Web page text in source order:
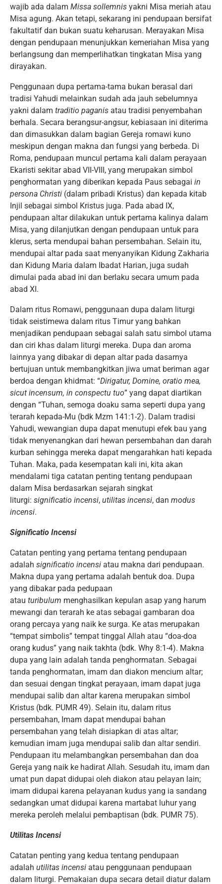
wajib ada dalam Missa sollemnis yakni Misa meriah atau
Misa agung. Akan tetapi, sekarang ini pendupaan bersifat
fakultatif dan bukan suatu keharusan. Merayakan Misa
dengan pendupaan menunjukkan kemeriahan Misa yang
berlangsung dan memperlihatkan tingkatan Misa yang
dirayakan.
Penggunaan dupa pertama-tama bukan berasal dari
tradisi Yahudi melainkan sudah ada jauh sebelumnya
yakni dalam traditio paganis atau tradisi penyembahan
berhala. Secara berangsur-angsur, kebiasaan ini diterima
dan dimasukkan dalam bagian Gereja romawi kuno
meskipun dengan makna dan fungsi yang berbeda. Di
Roma, pendupaan muncul pertama kali dalam perayaan
Ekaristi sekitar abad VII-VIII, yang merupakan simbol
penghormatan yang diberikan kepada Paus sebagai in
persona Christi (dalam pribadi Kristus) dan kepada kitab
Injil sebagai simbol Kristus juga. Pada abad IX,
pendupaan altar dilakukan untuk pertama kalinya dalam
Misa, yang dilanjutkan dengan pendupaan untuk para
klerus, serta mendupai bahan persembahan. Selain itu,
mendupai altar pada saat menyanyikan Kidung Zakharia
dan Kidung Maria dalam Ibadat Harian, juga sudah
dimulai pada abad ini dan berlaku secara umum pada
abad XI.
Dalam ritus Romawi, penggunaan dupa dalam liturgi
tidak seistimewa dalam ritus Timur yang bahkan
menjadikan pendupaan sebagai salah satu simbol utama
dan ciri khas dalam liturgi mereka. Dupa dan aroma
lainnya yang dibakar di depan altar pada dasarnya
bertujuan untuk membangkitkan jiwa umat beriman agar
berdoa dengan khidmat: “Dirigatur, Domine, oratio mea,
sicut incensum, in conspectu tuo” yang dapat diartikan
dengan “Tuhan, semoga doaku sama seperti dupa yang
terarah kepada-Mu (bdk Mzm 141:1-2). Dalam tradisi
Yahudi, wewangian dupa dapat menutupi efek bau yang
tidak menyenangkan dari hewan persembahan dan darah
kurban sehingga mereka dapat mengarahkan hati kepada
Tuhan. Maka, pada kesempatan kali ini, kita akan
mendalami tiga catatan penting tentang pendupaan
dalam Misa berdasarkan sejarah singkat
liturgi: significatio incensi, utilitas incensi, dan modus
incensi.
Significatio Incensi
Catatan penting yang pertama tentang pendupaan
adalah significatio incensi atau makna dari pendupaan.
Makna dupa yang pertama adalah bentuk doa. Dupa
yang dibakar pada pedupaan
atau turibulum menghasilkan kepulan asap yang harum
mewangi dan terarah ke atas sebagai gambaran doa
orang percaya yang naik ke surga. Ke atas merupakan
“tempat simbolis” tempat tinggal Allah atau “doa-doa
orang kudus” yang naik takhta (bdk. Why 8:1-4). Makna
dupa yang lain adalah tanda penghormatan. Sebagai
tanda penghormatan, imam dan diakon mencium altar;
dan sesuai dengan tingkat perayaan, imam dapat juga
mendupai salib dan altar karena merupakan simbol
Kristus (bdk. PUMR 49). Selain itu, dalam ritus
persembahan, Imam dapat mendupai bahan
persembahan yang telah disiapkan di atas altar;
kemudian imam juga mendupai salib dan altar sendiri.
Pendupaan itu melambangkan persembahan dan doa
Gereja yang naik ke hadirat Allah. Sesudah itu, imam dan
umat pun dapat didupai oleh diakon atau pelayan lain;
imam didupai karena pelayanan kudus yang ia sandang
sedangkan umat didupai karena martabat luhur yang
mereka peroleh melalui pembaptisan (bdk. PUMR 75).
Utilitas Incensi
Catatan penting yang kedua tentang pendupaan
adalah utilitas incensi atau penggunaan pendupaan
dalam liturgi. Pemakaian dupa secara detail diatur dalam